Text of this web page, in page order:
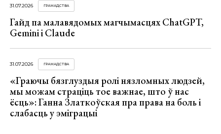
31.07.2026 ГРАМАДСТВА
Гайд па малавядомых магчымасцях ChatGPT,
Gemini і Claude
31.07.2026 ГРАМАДСТВА
«Граючы бязглуздыя ролі нязломных людзей,
мы можам страціць тое важнае, што ў нас
ёсць»: Ганна Златкоўская пра права на боль і
слабасць у эміграцыі